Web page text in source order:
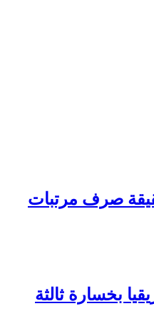
صرف مرتبات
بخسارة ثالثة